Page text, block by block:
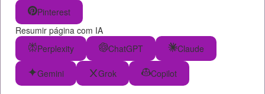
Pinterest
Resumir página com IA
Perplexity
ChatGPT Claude
Gemini Grok Copilot